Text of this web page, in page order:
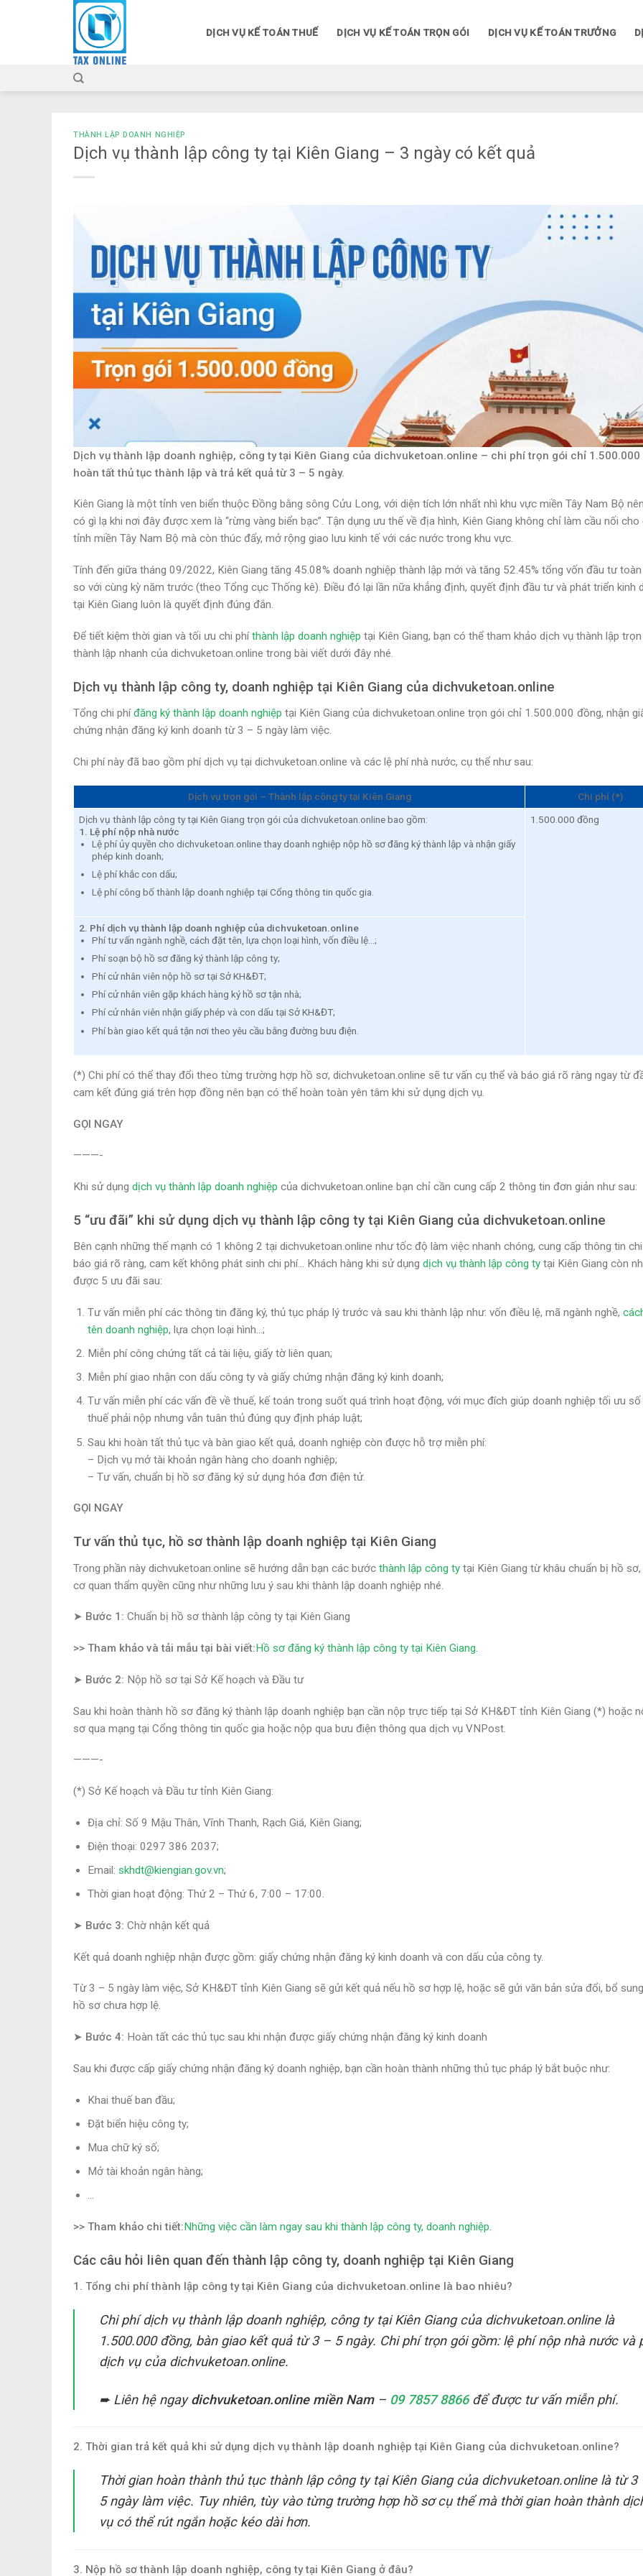
DỊCH VỤ KẾ TOÁN THUẾ DỊCH VỤ KẾ TOÁN TRỌN GÓI DỊCH VỤ KẾ TOÁN TRƯỞNG
THÀNH LẬP DOANH NGHIỆP
Dịch vụ thành lập công ty tại Kiên Giang – 3 ngày có kết quả
Dịch vụ thành lập doanh nghiệp, công ty tại Kiên Giang của dichvuketoan.online – chi phí trọn gói chỉ 1.500.000
hoàn tất thủ tục thành lập và trả kết quả từ 3 – 5 ngày.
Kiên Giang là một tỉnh ven biển thuộc Đồng bằng sông Cửu Long, với diện tích lớn nhất nhì khu vực miền Tây Nam Bộ
có gì lạ khi nơi đây được xem là “rừng vàng biển bạc”. Tận dụng ưu thế về địa hình, Kiên Giang không chỉ làm cầu nối cho
tỉnh miền Tây Nam Bộ mà còn thúc đẩy, mở rộng giao lưu kinh tế với các nước trong khu vực.
Tính đến giữa tháng 09/2022, Kiên Giang tăng 45.08% doanh nghiệp thành lập mới và tăng 52.45% tổng vốn đầu tư
so với cùng kỳ năm trước (theo Tổng cục Thống kê). Điều đó lại lần nữa khẳng định, quyết định đầu tư và phát triển kinh
tại Kiên Giang luôn là quyết định đúng đắn.
Để tiết kiệm thời gian và tối ưu chi phíthành lập doanh nghiệp tại Kiên Giang, bạn có thể tham khảo dịch vụ thành lập
thành lập nhanh của dichvuketoan.online trong bài viết dưới đây nhé.
Dịch vụ thành lập công ty, doanh nghiệp tại Kiên Giang của dichvuketoan.online
Tổng chi phíđăng ký thành lập doanh nghiệp tại Kiên Giang của dichvuketoan.online trọn gói chỉ 1.500.000 đồng, nhận
chứng nhận đăng ký kinh doanh từ 3 – 5 ngày làm việc.
Chi phí này đã bao gồm phí dịch vụ tại dichvuketoan.online và các lệ phí nhà nước, cụ thể như sau:
Dịch vụ trọn gói – Thành lập công ty tại Kiên Giang
Chi phí (*)
Dịch vụ thành lập công ty tại Kiên Giang trọn gói của dichvuketoan.online bao gồm:
1. Lệ phí nộp nhà nước
Lệ phí ủy quyền cho dichvuketoan.online thay doanh nghiệp nộp hồ sơ đăng ký thành lập và nhận giấy
phép kinh doanh;
Lệ phí khắc con dấu;
Lệ phí công bố thành lập doanh nghiệp tại Cổng thông tin quốc gia.
1.500.000 đồng
2. Phí dịch vụ thành lập doanh nghiệp của dichvuketoan.online
Phí tư vấn ngành nghề, cách đặt tên, lựa chọn loại hình, vốn điều lệ…;
Phí soạn bộ hồ sơ đăng ký thành lập công ty;
Phí cử nhân viên nộp hồ sơ tại Sở KH&ĐT;
Phí cử nhân viên gặp khách hàng ký hồ sơ tận nhà;
Phí cử nhân viên nhận giấy phép và con dấu tại Sở KH&ĐT;
Phí bàn giao kết quả tận nơi theo yêu cầu bằng đường bưu điện.
(*) Chi phí có thể thay đổi theo từng trường hợp hồ sơ, dichvuketoan.online sẽ tư vấn cụ thể và báo giá rõ ràng ngay từ
cam kết đúng giá trên hợp đồng nên bạn có thể hoàn toàn yên tâm khi sử dụng dịch vụ.
GỌI NGAY
———-
Khi sử dụng dịch vụ thành lập doanh nghiệp của dichvuketoan.online bạn chỉ cần cung cấp 2 thông tin đơn giản như sau:
5 “ưu đãi” khi sử dụng dịch vụ thành lập công ty tại Kiên Giang của dichvuketoan.online
Bên cạnh những thế mạnh có 1 không 2 tại dichvuketoan.online như tốc độ làm việc nhanh chóng, cung cấp thông tin
báo giá rõ ràng, cam kết không phát sinh chi phí… Khách hàng khi sử dụng dịch vụ thành lập công ty tại Kiên Giang còn
được 5 ưu đãi sau:
Tư vấn miễn phí các thông tin đăng ký, thủ tục pháp lý trước và sau khi thành lập như: vốn điều lệ, mã ngành nghề,
tên doanh nghiệp, lựa chọn loại hình…;
Miễn phí công chứng tất cả tài liệu, giấy tờ liên quan;
Miễn phí giao nhận con dấu công ty và giấy chứng nhận đăng ký kinh doanh;
Tư vấn miễn phí các vấn đề về thuế, kế toán trong suốt quá trình hoạt động, với mục đích giúp doanh nghiệp tối ưu số
thuế phải nộp nhưng vẫn tuân thủ đúng quy định pháp luật;
Sau khi hoàn tất thủ tục và bàn giao kết quả, doanh nghiệp còn được hỗ trợ miễn phí:
– Dịch vụ mở tài khoản ngân hàng cho doanh nghiệp;
– Tư vấn, chuẩn bị hồ sơ đăng ký sử dụng hóa đơn điện tử.
GỌI NGAY
Tư vấn thủ tục, hồ sơ thành lập doanh nghiệp tại Kiên Giang
Trong phần này dichvuketoan.online sẽ hướng dẫn bạn các bước thành lập công ty tại Kiên Giang từ khâu chuẩn bị hồ
cơ quan thẩm quyền cũng như những lưu ý sau khi thành lập doanh nghiệp nhé.
➤ Bước 1: Chuẩn bị hồ sơ thành lập công ty tại Kiên Giang
>> Tham khảo và tải mẫu tại bài viết:Hồ sơ đăng ký thành lập công ty tại Kiên Giang.
➤ Bước 2: Nộp hồ sơ tại Sở Kế hoạch và Đầu tư
Sau khi hoàn thành hồ sơ đăng ký thành lập doanh nghiệp bạn cần nộp trực tiếp tại Sở KH&ĐT tỉnh Kiên Giang (*) hoặc
sơ qua mạng tại Cổng thông tin quốc gia hoặc nộp qua bưu điện thông qua dịch vụ VNPost.
———-
(*) Sở Kế hoạch và Đầu tư tỉnh Kiên Giang:
Địa chỉ: Số 9 Mậu Thân, Vĩnh Thanh, Rạch Giá, Kiên Giang;
Điện thoại: 0297 386 2037;
Email: skhdt@kiengian.gov.vn;
Thời gian hoạt động: Thứ 2 – Thứ 6, 7:00 – 17:00.
➤ Bước 3: Chờ nhận kết quả
Kết quả doanh nghiệp nhận được gồm: giấy chứng nhận đăng ký kinh doanh và con dấu của công ty.
Từ 3 – 5 ngày làm việc, Sở KH&ĐT tỉnh Kiên Giang sẽ gửi kết quả nếu hồ sơ hợp lệ, hoặc sẽ gửi văn bản sửa đổi, bổ
hồ sơ chưa hợp lệ.
➤ Bước 4: Hoàn tất các thủ tục sau khi nhận được giấy chứng nhận đăng ký kinh doanh
Sau khi được cấp giấy chứng nhận đăng ký doanh nghiệp, bạn cần hoàn thành những thủ tục pháp lý bắt buộc như:
Khai thuế ban đầu;
Đặt biển hiệu công ty;
Mua chữ ký số;
Mở tài khoản ngân hàng;
…
>> Tham khảo chi tiết:Những việc cần làm ngay sau khi thành lập công ty, doanh nghiệp.
Các câu hỏi liên quan đến thành lập công ty, doanh nghiệp tại Kiên Giang
1. Tổng chi phí thành lập công ty tại Kiên Giang của dichvuketoan.online là bao nhiêu?
Chi phí dịch vụ thành lập doanh nghiệp, công ty tại Kiên Giang của dichvuketoan.online là
1.500.000 đồng, bàn giao kết quả từ 3 – 5 ngày. Chi phí trọn gói gồm: lệ phí nộp nhà nước và
dịch vụ của dichvuketoan.online.
➨ Liên hệ ngaydichvuketoan.online miền Nam– 09 7857 8866để được tư vấn miễn phí.
2. Thời gian trả kết quả khi sử dụng dịch vụ thành lập doanh nghiệp tại Kiên Giang của dichvuketoan.online?
Thời gian hoàn thành thủ tục thành lập công ty tại Kiên Giang của dichvuketoan.online là từ 3
5 ngày làm việc. Tuy nhiên, tùy vào từng trường hợp hồ sơ cụ thể mà thời gian hoàn thành
vụ có thể rút ngắn hoặc kéo dài hơn.
3. Nộp hồ sơ thành lập doanh nghiệp, công ty tại Kiên Giang ở đâu?